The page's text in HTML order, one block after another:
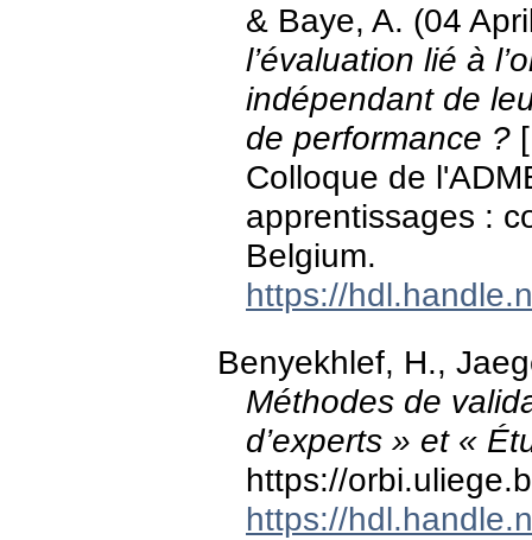
& Baye, A. (04
l’évaluation lié à
indépendant de
de performance ?
Colloque de
apprentissages :
Belgium.
https://
Benyekhlef, H.,
Méthodes de
d’experts » et «
https://
https://